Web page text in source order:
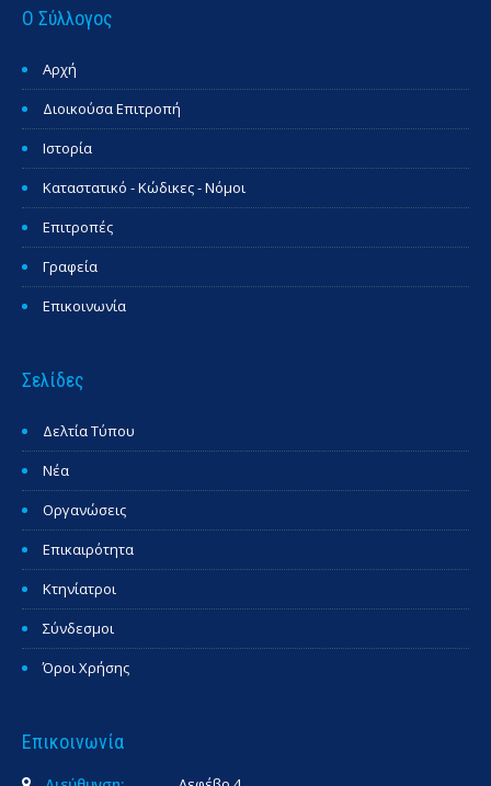
Ο Σύλλογος
Αρχή
Διοικούσα Επιτροπή
Ιστορία
Καταστατικό - Κώδικες - Νόμοι
Επιτροπές
Γραφεία
Επικοινωνία
Σελίδες
Δελτία Τύπου
Νέα
Οργανώσεις
Επικαιρότητα
Κτηνίατροι
Σύνδεσμοι
Όροι Χρήσης
Επικοινωνία